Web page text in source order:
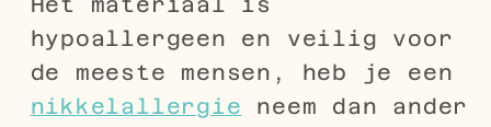
hypoallergeen en veilig voor
de meeste mensen, heb je een
nikkelallergie neem dan ander